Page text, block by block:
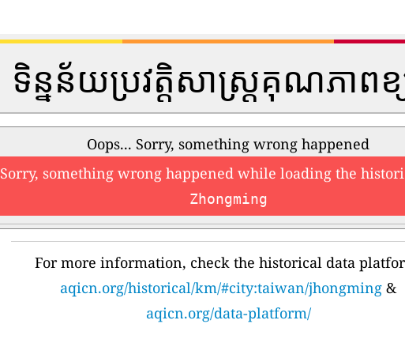
ទិន្នន័យប្រវត្តិសាស្រ្តគុណភាព
Oops... Sorry, something wrong happened
Sorry, something wrong happened while loading the
Zhongming
For more information, check the historical data
aqicn.org/historical/km/#city:taiwan/jhongming &
aqicn.org/data-platform/